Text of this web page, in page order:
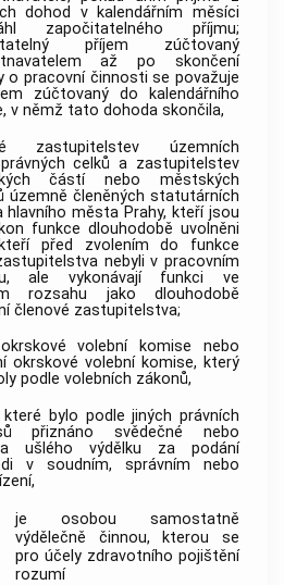
dohod v kalendářním měsíci
započitatelného příjmu;
příjem zúčtovaný
až po skončení
o pracovní činnosti se považuje
zúčtovaný do kalendářního
v němž tato dohoda skončila,
zastupitelstev územních
celků a zastupitelstev
částí nebo městských
územně členěných statutárních
hlavního města Prahy, kteří jsou
funkce dlouhodobě uvolněni
před zvolením do funkce
nebyli v pracovním
ale vykonávají funkci ve
rozsahu jako dlouhodobě
členové zastupitelstva;
volební komise nebo
okrskové volební komise, který
podle volebních zákonů,
které bylo podle jiných právních
přiznáno svědečné nebo
ušlého výdělku za podání
v soudním, správním nebo
je osobou samostatně
výdělečně činnou, kterou se
pro účely zdravotního pojištění
rozumí